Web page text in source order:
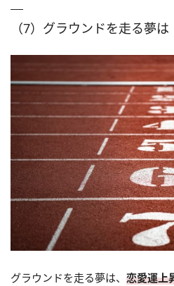
（7）グラウンドを走る夢は
グラウンドを走る夢は、 恋愛運上